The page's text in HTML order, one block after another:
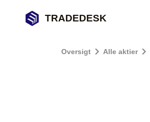
TRADEDESK
Oversigt Alle aktier